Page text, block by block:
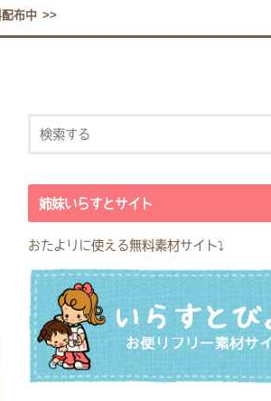
配布中 >>
姉妹いらすとサイト
おたよりに使える無料素材サイト⤵︎